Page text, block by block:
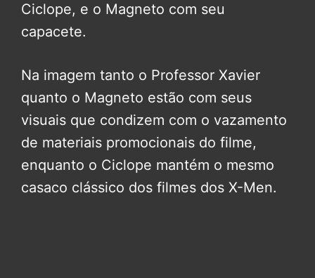
Ciclope, e o Magneto com seu
capacete.
Na imagem tanto o Professor Xavier
quanto o Magneto estão com seus
visuais que condizem com o vazamento
de materiais promocionais do filme,
enquanto o Ciclope mantém o mesmo
casaco clássico dos filmes dos X-Men.